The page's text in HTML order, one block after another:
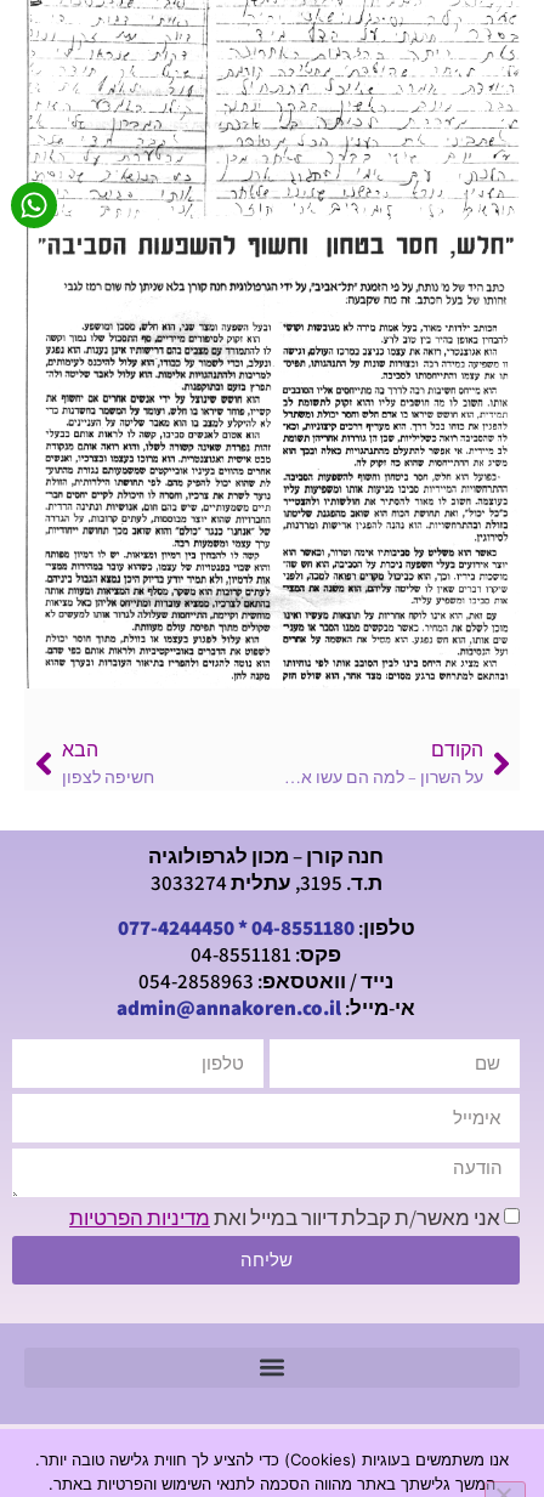
הקודם
על השרון – למה הם עשו את זה?
הבא
חשיפה לצפון
חנה קורן – מכון לגרפולוגיה
ת.ד. 3195, עתלית 3033274
טלפון:04-8551180
*
077-4244450
פקס: 04-8551181
נייד / וואטסאפ: 054-2858963
אי-מייל:admin@annakoren.co.il
אני מאשר/ת קבלת דיוור במייל ואתמדיניות הפרטיות
שליחה
© 2026 כל הזכויות שמורות - חנה קורן מכון לגרפולוגיה |
www.annakoren.co.il
מדיניות פרטיות
אנו משתמשים בעוגיות (Cookies) כדי להציע לך חווית גלישה טובה יותר.
המשך גלישתך באתר מהווה הסכמה לתנאי השימוש והפרטיות באתר.